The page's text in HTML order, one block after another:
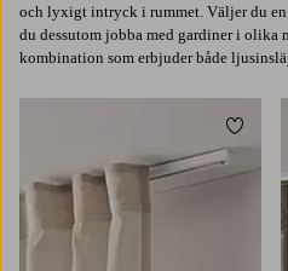
och lyxigt intryck i rummet. Väljer du en
du dessutom jobba med gardiner i olika
kombination som erbjuder både
Lägg
200250